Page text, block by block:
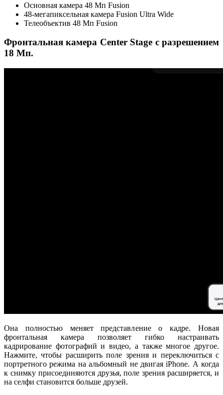
Основная камера 48 Мп Fusion
48-мегапиксельная камера Fusion Ultra Wide
Телеобъектив 48 Мп Fusion
Фронтальная камера Center Stage с разрешением
18 Мп.
Она полностью меняет представление о кадре. Новая
фронтальная камера позволяет гибко настраивать
кадрирование фотографий и видео, а также многое другое.
Нажмите, чтобы расширить поле зрения и переключиться с
портретного режима на альбомный не двигая iPhone. А когда
к снимку присоединяются друзья, поле зрения расширяется, и
на селфи становится больше друзей.